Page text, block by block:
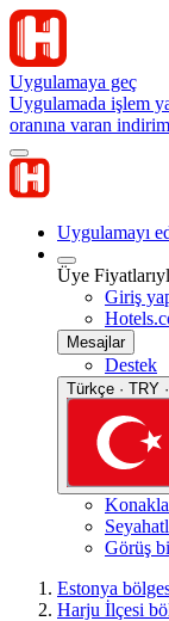
Uygulamaya geç
Uygulamada işlem
oranına varan
Uygulamayı
Üye
Giriş
Mesajlar
Destek
Türkçe · TRY
Görüş
Estonya
Harju İlçesi